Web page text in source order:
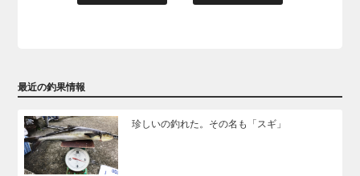
最近の釣果情報
珍しいの釣れた。その名も「スギ」